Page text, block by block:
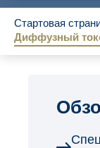
You are here:
Стартовая
Диффузный